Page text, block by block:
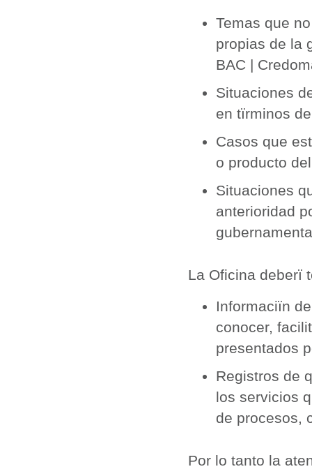
Temas que
propias de la
BAC |
Situaciones
en tïrminos
Casos que
o producto
Situaciones
anterioridad
La Oficina deberï
Informaciïn
conocer,
presentados
Registros de
los servicios
de procesos,
Por lo tanto la